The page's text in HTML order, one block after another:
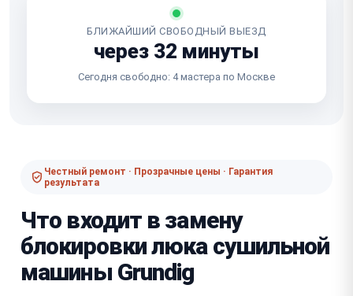
БЛИЖАЙШИЙ СВОБОДНЫЙ ВЫЕЗД
через 32 минуты
Сегодня свободно: 4 мастера по Москве
Честный ремонт · Прозрачные цены · Гарантия
результата
Что входит в замену
блокировки люка сушильной
машины Grundig